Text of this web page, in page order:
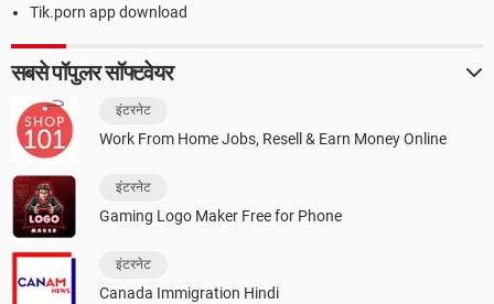
Tik.porn app download
सबसे पॉपुलर सॉफ्टवेयर
इंटरनेट
Work From Home Jobs, Resell & Earn Money Online
इंटरनेट
Gaming Logo Maker Free for Phone
इंटरनेट
Canada Immigration Hindi